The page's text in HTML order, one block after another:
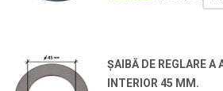
ȘAIBĂ DE REGLARE
INTERIOR 45 MM.